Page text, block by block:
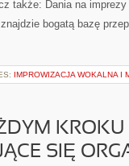
także: Dania na
bogatą bazę
IMPROWIZACJA WOKALNA I
KROKU
SIĘ